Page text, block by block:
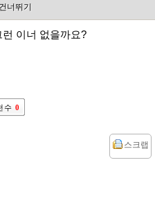
너뛰기
이너 없을까요?
수 0
스크랩